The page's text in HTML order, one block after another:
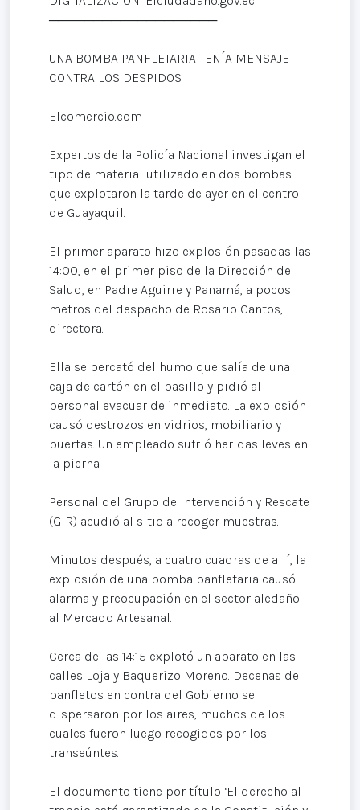
───────────────────
UNA BOMBA PANFLETARIA TENÍA MENSAJE
CONTRA LOS DESPIDOS
Elcomercio.com
Expertos de la Policía Nacional investigan el
tipo de material utilizado en dos bombas
que explotaron la tarde de ayer en el centro
de Guayaquil.
El primer aparato hizo explosión pasadas las
14:00, en el primer piso de la Dirección de
Salud, en Padre Aguirre y Panamá, a pocos
metros del despacho de Rosario Cantos,
directora.
Ella se percató del humo que salía de una
caja de cartón en el pasillo y pidió al
personal evacuar de inmediato. La explosión
causó destrozos en vidrios, mobiliario y
puertas. Un empleado sufrió heridas leves en
la pierna.
Personal del Grupo de Intervención y Rescate
(GIR) acudió al sitio a recoger muestras.
Minutos después, a cuatro cuadras de allí, la
explosión de una bomba panfletaria causó
alarma y preocupación en el sector aledaño
al Mercado Artesanal.
Cerca de las 14:15 explotó un aparato en las
calles Loja y Baquerizo Moreno. Decenas de
panfletos en contra del Gobierno se
dispersaron por los aires, muchos de los
cuales fueron luego recogidos por los
transeúntes.
El documento tiene por título ‘El derecho al